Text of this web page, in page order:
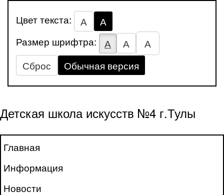
Цвет текста: А
А
Размер шрифтра:
А А
А
Сброс
Обычная версия
Детская школа искусств №4 г.Тулы
Главная
Информация
Новости